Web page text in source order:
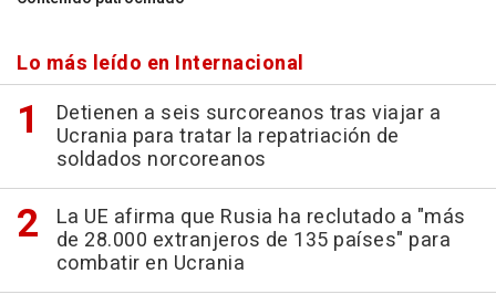
Lo más leído en Internacional
Detienen a seis surcoreanos tras viajar a
Ucrania para tratar la repatriación de
soldados norcoreanos
La UE afirma que Rusia ha reclutado a "más
de 28.000 extranjeros de 135 países" para
combatir en Ucrania